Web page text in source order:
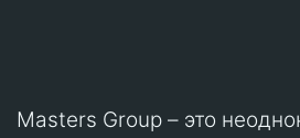
Masters Group – это